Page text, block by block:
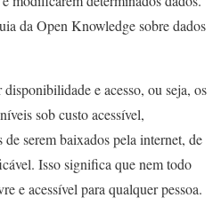
da Open Knowledge sobre dados
e acesso, ou seja, os
sob custo acessível,
serem baixados pela internet, de
Isso significa que nem todo
e acessível para qualquer pessoa.